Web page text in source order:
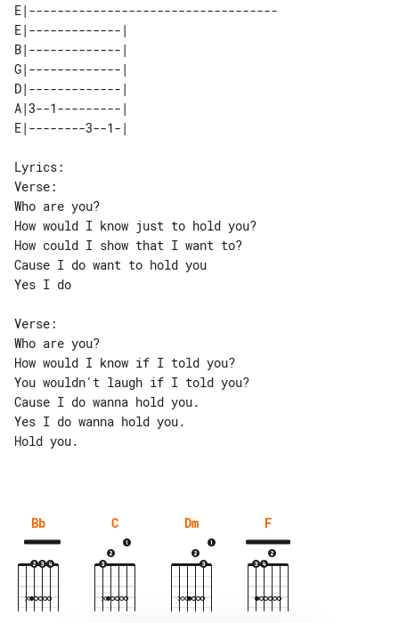
E|-----------------------------------
E|-------------|
B|-------------|
G|-------------|
D|-------------|
A|3--1---------|
Lyrics:
Verse:
Who are you?
How would I know just to hold you?
How could I show that I want to?
Cause I do want to hold you
Yes I do
Verse:
Who are you?
How would I know if I told you?
You wouldn't laugh if I told you?
Cause I do wanna hold you.
Yes I do wanna hold you.
Hold you.
Bb C Dm F